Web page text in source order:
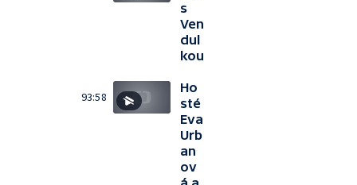
s
Ven
dul
kou
93:58
Ho
sté
Eva
Urb
an
ov